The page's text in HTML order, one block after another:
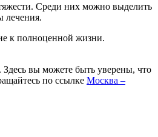
Среди них можно выделить
лечения.
к полноценной жизни.
вы можете быть уверены, что
по ссылке Москва –